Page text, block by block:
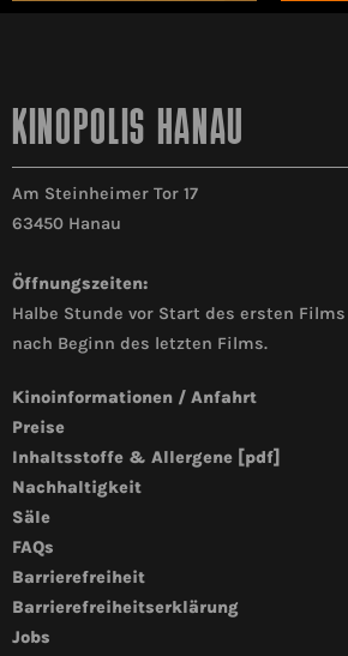
KINOPOLIS HANAU
Am Steinheimer Tor 17
63450 Hanau
Öffnungszeiten:
Halbe Stunde vor Start des ersten
nach Beginn des letzten Films.
Kinoinformationen / Anfahrt
Preise
Inhaltsstoffe & Allergene [pdf]
Nachhaltigkeit
Säle
FAQs
Barrierefreiheit
Barrierefreiheitserklärung
Jobs